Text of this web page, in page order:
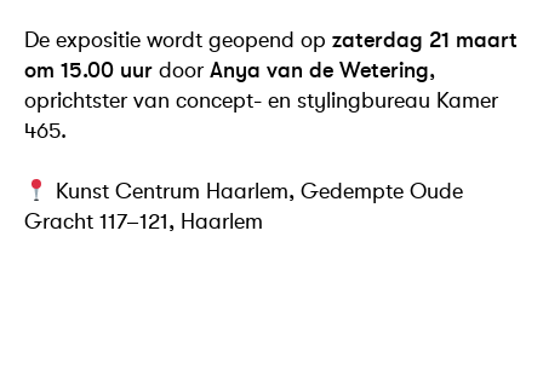
De expositie wordt geopend op zaterdag 21 maart
om 15.00 uur door Anya van de Wetering,
oprichtster van concept- en stylingbureau Kamer
465.
Kunst Centrum Haarlem, Gedempte Oude
Gracht 117–121, Haarlem